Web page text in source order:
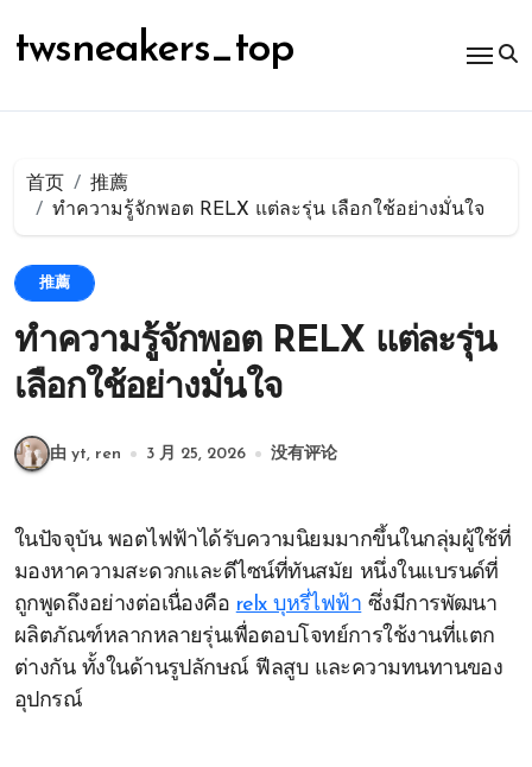
容
twsneakers_top
首页
推薦
ทำความรู้จักพอต RELX แต่ละรุ่น เลือกใช้อย่างมั่นใจ
推薦
ทำความรู้จักพอต RELX แต่ละรุ่น
เลือกใช้อย่างมั่นใจ
由 yt, ren 3 月 25, 2026 没有评论
ในปัจจุบัน พอตไฟฟ้าได้รับความนิยมมากขึ้นในกลุ่มผู้ใช้ที่
มองหาความสะดวกและดีไซน์ที่ทันสมัย หนึ่งในแบรนด์ที่
ถูกพูดถึงอย่างต่อเนื่องคือ relx บุหรี่ไฟฟ้า ซึ่งมีการพัฒนา
ผลิตภัณฑ์หลากหลายรุ่นเพื่อตอบโจทย์การใช้งานที่แตก
ต่างกัน ทั้งในด้านรูปลักษณ์ ฟีลสูบ และความทนทานของ
อุปกรณ์